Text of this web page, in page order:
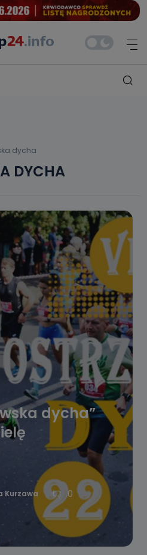
dycha
DYCHA
dycha”
Kurzawa 0